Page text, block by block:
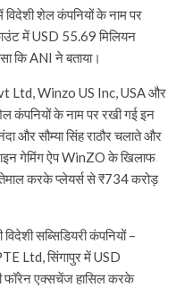
शेल कंपनियों के नाम पर
में USD 55.69 मिलियन
कि ANI ने बताया।
Ltd, Winzo US Inc, USA और
कंपनियों के नाम पर रखी गई इन
और सौम्या सिंह राठौर चलाते और
गेमिंग ऐप WinZO के खिलाफ
करके प्लेयर्स से ₹734 करोड़
सब्सिडियरी कंपनियों –
Ltd, सिंगापुर में USD
एक्सचेंज हासिल करके